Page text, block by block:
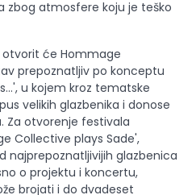
zbog atmosfere koju je teško
otvorit će Hommage
prepoznatljiv po konceptu
u kojem kroz tematske
velikih glazbenika i donose
Za otvorenje festivala
Collective plays Sade',
najprepoznatljivijih glazbenica
o projektu i koncertu,
brojati i do dvadeset